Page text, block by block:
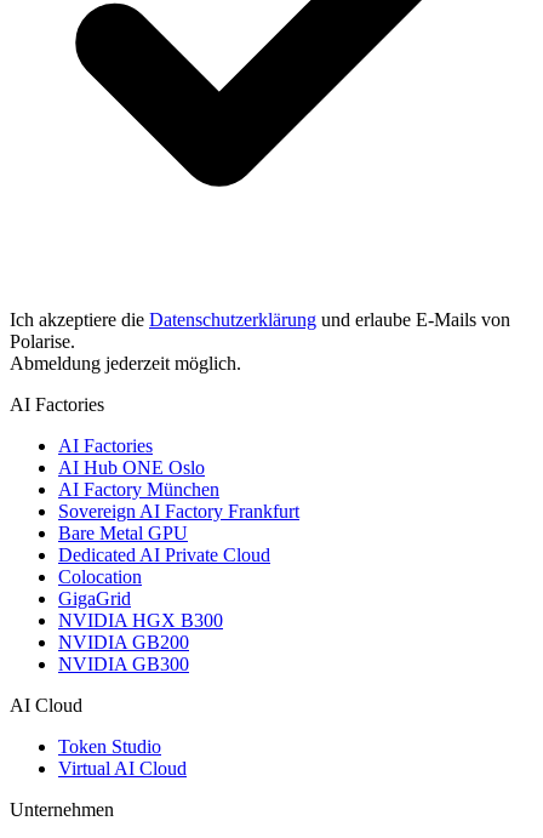
Ich akzeptiere die Datenschutzerklärung und erlaube E-Mails von
Polarise.
Abmeldung jederzeit möglich.
AI Factories
AI Factories
AI Hub ONE Oslo
AI Factory München
Sovereign AI Factory Frankfurt
Bare Metal GPU
Dedicated AI Private Cloud
Colocation
GigaGrid
NVIDIA HGX B300
NVIDIA GB200
NVIDIA GB300
AI Cloud
Token Studio
Virtual AI Cloud
Unternehmen